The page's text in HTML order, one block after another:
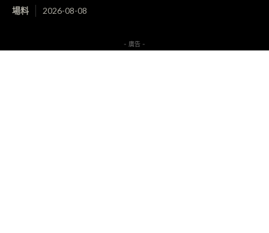
場料 2026-08-08
- 廣告 -